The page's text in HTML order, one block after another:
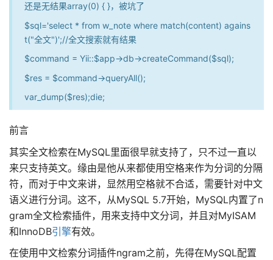
还是无结果array(0) { }，被坑了
$sql='select * from w_note where match(content) agains
t("全文")';//全文搜索就有结果
$command = Yii::$app->db->createCommand($sql);
$res = $command->queryAll();
var_dump($res);die;
前言
其实全文检索在MySQL里面很早就支持了，只不过一直以
来只支持英文。缘由是他从来都使用空格来作为分词的分隔
符，而对于中文来讲，显然用空格就不合适，需要针对中文
语义进行分词。这不，从MySQL 5.7开始，MySQL内置了n
gram全文检索插件，用来支持中文分词，并且对MyISAM
和InnoDB引擎有效。
在使用中文检索分词插件ngram之前，先得在MySQL配置